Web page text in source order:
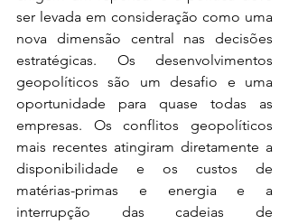
ser levada em consideração como uma
nova dimensão central nas decisões
estratégicas. Os desenvolvimentos
geopolíticos são um desafio e uma
oportunidade para quase todas as
empresas. Os conflitos geopolíticos
mais recentes atingiram diretamente a
disponibilidade e os custos de
matérias-primas e energia e a
interrupção das cadeias de